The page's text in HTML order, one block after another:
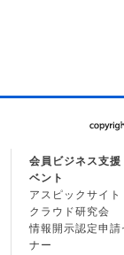
会員ビジネス支援
ベント
アスピックサイト
クラウド研究会
情報開示認定申請
ナー